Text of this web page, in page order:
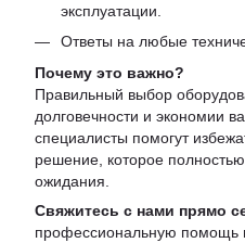
эксплуатации.
Ответы на любые
Почему это важно?
Правильный выбор
долговечности и экономии
специалисты помогут
решение, которое
ожидания.
Свяжитесь с нами прямо
профессиональную помощь